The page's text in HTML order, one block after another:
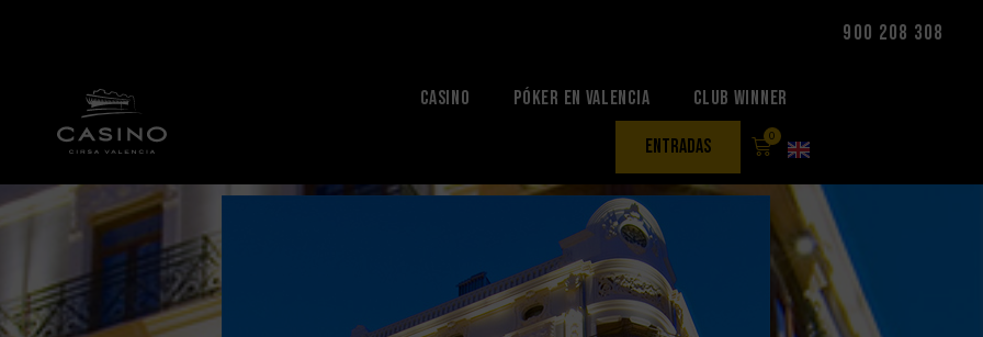
900 208 308
CASINO Póker en Valencia Club Winner
entradas 0